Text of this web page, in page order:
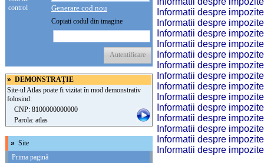
control
Generare cod nou
Copiati codul din imagine
Autentificare
» DEMONSTRAŢIE
Site-ul Atlas poate fi vizitat în mod demonstrativ
folosind:
CNP: 8100000000000
Parola: atlas
» Site
Prima pagină
Informatii despre
Informatii despre
Informatii despre
Informatii despre
Informatii despre
Informatii despre
Informatii despre
Informatii despre
Informatii despre
Informatii despre
Informatii despre
Informatii despre
Informatii despre
Informatii despre